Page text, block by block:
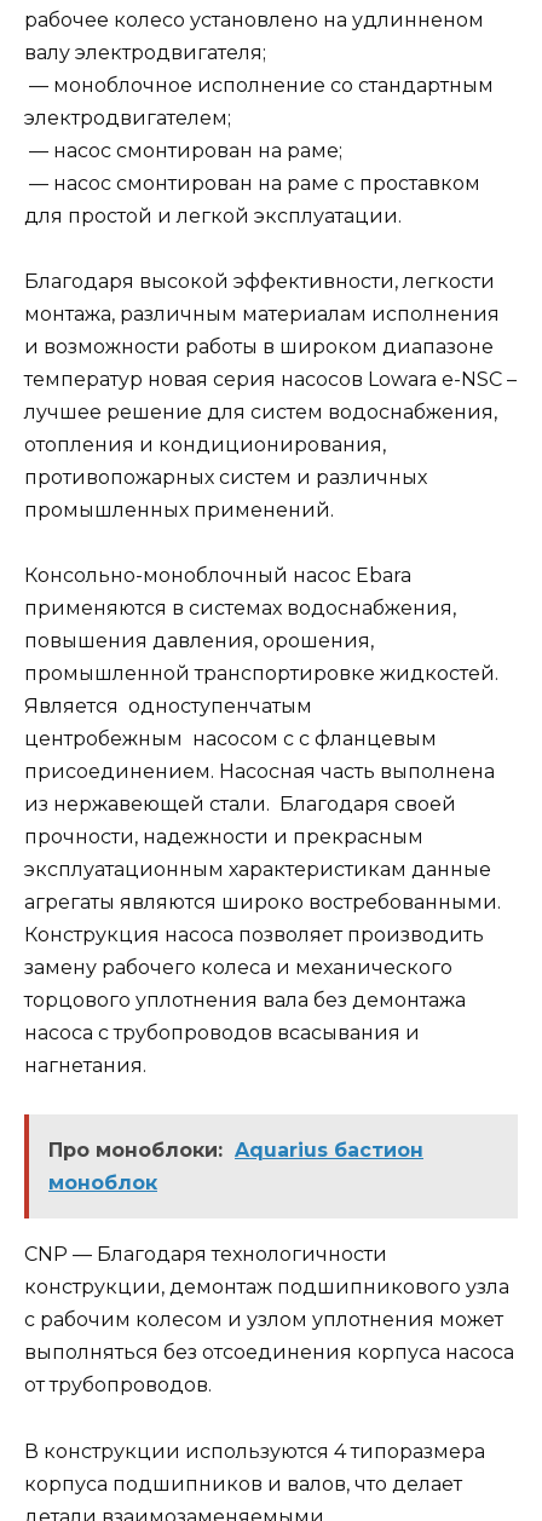
рабочее колесо установлено на удлинненом
валу электродвигателя;
— моноблочное исполнение со стандартным
электродвигателем;
— насос смонтирован на раме;
— насос смонтирован на раме с проставком
для простой и легкой эксплуатации.
Благодаря высокой эффективности, легкости
монтажа, различным материалам исполнения
и возможности работы в широком диапазоне
температур новая серия насосов Lowara e-NSC –
лучшее решение для систем водоснабжения,
отопления и кондиционирования,
противопожарных систем и различных
промышленных применений.
Консольно-моноблочный насос Ebara
применяются в системах водоснабжения,
повышения давления, орошения,
промышленной транспортировке жидкостей.
Является одноступенчатым
центробежным насосом с с фланцевым
присоединением. Насосная часть выполнена
из нержавеющей стали. Благодаря своей
прочности, надежности и прекрасным
эксплуатационным характеристикам данные
агрегаты являются широко востребованными.
Конструкция насоса позволяет производить
замену рабочего колеса и механического
торцового уплотнения вала без демонтажа
насоса с трубопроводов всасывания и
нагнетания.
Про моноблоки: Aquarius бастион
моноблок
CNP — Благодаря технологичности
конструкции, демонтаж подшипникового узла
с рабочим колесом и узлом уплотнения может
выполняться без отсоединения корпуса насоса
от трубопроводов.
В конструкции используются 4 типоразмера
корпуса подшипников и валов, что делает
детали взаимозаменяемыми.